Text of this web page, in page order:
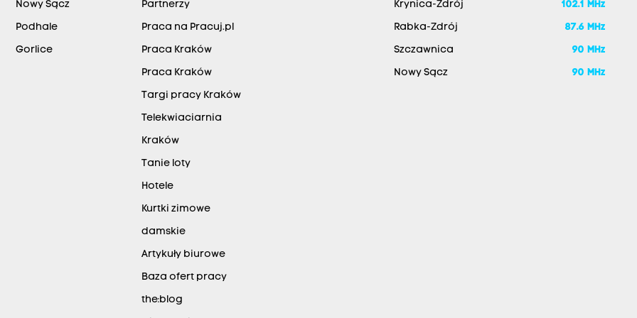
Nowy Sącz
Podhale
Gorlice
Partnerzy
Praca na Pracuj.pl
Praca Kraków
Praca Kraków
Targi pracy Kraków
Telekwiaciarnia
Kraków
Tanie loty
Hotele
Kurtki zimowe
damskie
Artykuły biurowe
Baza ofert pracy
the:blog
Krynica-Zdrój 102.1 MHz
Rabka-Zdrój 87.6 MHz
Szczawnica 90 MHz
Nowy Sącz 90 MHz